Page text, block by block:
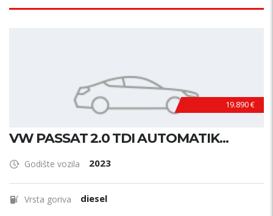
19.890 €
VW PASSAT 2.0 TDI AUTOMATIK...
Godište vozila 2023
Vrsta goriva diesel